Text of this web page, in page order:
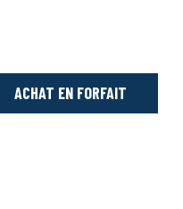
ACHAT EN FORFAIT